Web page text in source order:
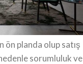
planda olup satış
sorumluluk ve